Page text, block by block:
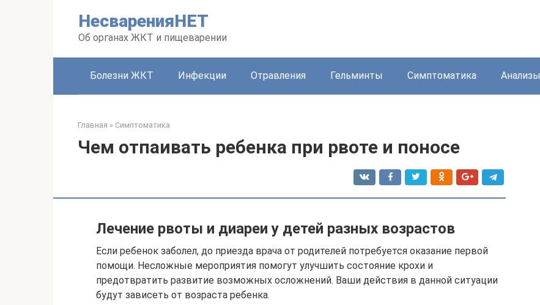
НесваренияНЕТ
Об органах ЖКТ и пищеварении
Болезни ЖКТ Инфекции Отравления Гельминты Симптоматика Анализы
Главная » Симптоматика
Чем отпаивать ребенка при рвоте и поносе
Лечение рвоты и диареи у детей разных возрастов
Если ребенок заболел, до приезда врача от родителей потребуется оказание первой
помощи. Несложные мероприятия помогут улучшить состояние крохи и
предотвратить развитие возможных осложнений. Ваши действия в данной ситуации
будут зависеть от возраста ребенка.